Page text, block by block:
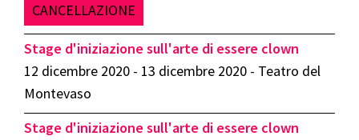
CANCELLAZIONE
Stage d'iniziazione sull'arte di essere clown
12 dicembre 2020 - 13 dicembre 2020 - Teatro del
Montevaso
Stage d'iniziazione sull'arte di essere clown